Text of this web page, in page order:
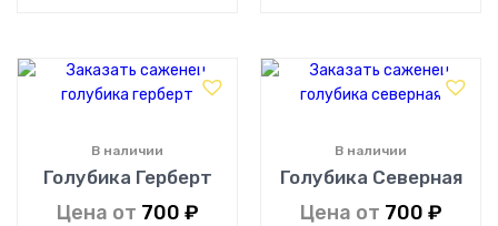
Голубика Герберт
В наличии
Цена от 700 ₽
Голубика Северная
В наличии
Цена от 700 ₽